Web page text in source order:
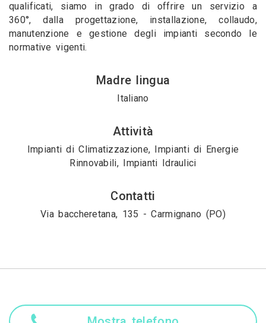
qualificati, siamo in grado di offrire un servizio a
360°, dalla progettazione, installazione, collaudo,
manutenzione e gestione degli impianti secondo le
normative vigenti.
Madre lingua
Italiano
Attività
Impianti di Climatizzazione, Impianti di Energie
Rinnovabili, Impianti Idraulici
Contatti
Via baccheretana, 135 - Carmignano (PO)